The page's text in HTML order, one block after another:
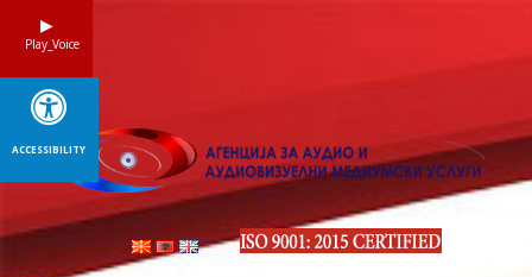
Play_Voice
ACCESSIBILITY